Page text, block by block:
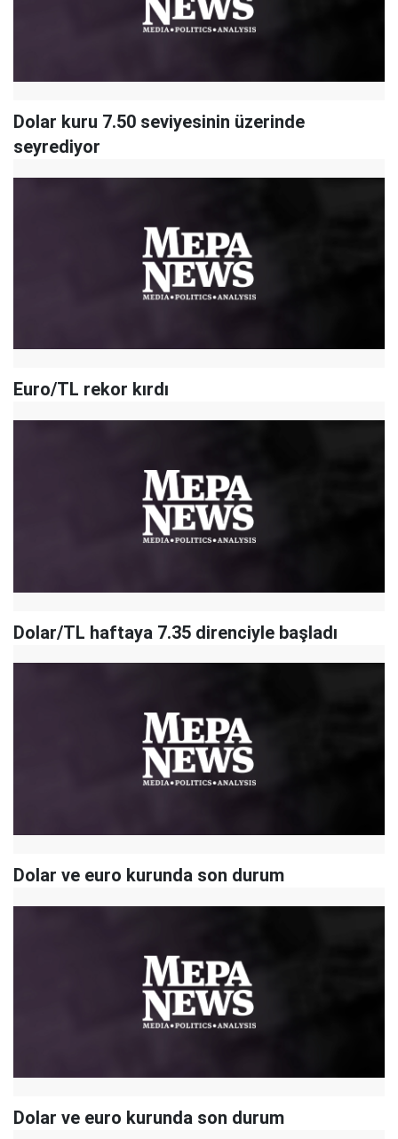
Dolar kuru 7.50 seviyesinin üzerinde
seyrediyor
Euro/TL rekor kırdı
Dolar/TL haftaya 7.35 direnciyle başladı
Dolar ve euro kurunda son durum
Dolar ve euro kurunda son durum